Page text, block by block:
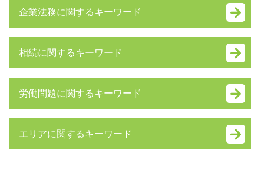
財産分与 対象にならないもの
離婚調停 不成立
不倫 親権
ギャンブル依存症 離婚
親権 放棄
企業法務に関するキーワード
事業譲渡 会社分割
株式 譲渡
資本提携 メリット
相続に関するキーワード
遺留分侵害額請求権 時効
相続人 調査
労働問題に関するキーワード
労働問題 弁護士
エリアに関するキーワード